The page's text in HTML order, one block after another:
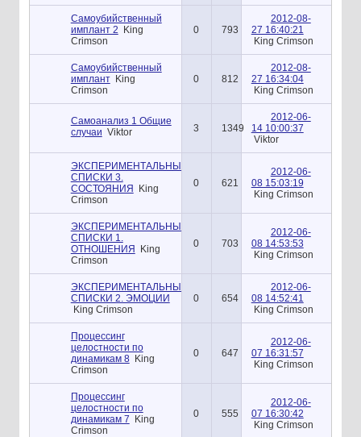
Самоубийственный
имплант 2 King
Crimson
0 793
2012-08-
27 16:40:21
King Crimson
Самоубийственный
имплант King
Crimson
0 812
2012-08-
27 16:34:04
King Crimson
Самоанализ 1 Общие
случаи Viktor 3 1349
2012-06-
14 10:00:37
Viktor
ЭКСПЕРИМЕНТАЛЬНЫЕ
СПИСКИ 3.
СОСТОЯНИЯ King
Crimson
0 621
2012-06-
08 15:03:19
King Crimson
ЭКСПЕРИМЕНТАЛЬНЫЕ
СПИСКИ 1.
ОТНОШЕНИЯ King
Crimson
0 703
2012-06-
08 14:53:53
King Crimson
ЭКСПЕРИМЕНТАЛЬНЫЕ
СПИСКИ 2. ЭМОЦИИ
King Crimson
0 654
2012-06-
08 14:52:41
King Crimson
Процессинг
целостности по
динамикам 8 King
Crimson
0 647
2012-06-
07 16:31:57
King Crimson
Процессинг
целостности по
динамикам 7 King
Crimson
0 555
2012-06-
07 16:30:42
King Crimson